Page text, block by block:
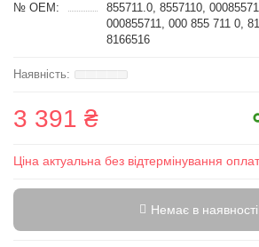
№ OEM:
855711.0, 8557110,
000855711, 000 855 711 0,
8166516
3 391 ₴
Ціна актуальна без відтермінування
Немає в наявності